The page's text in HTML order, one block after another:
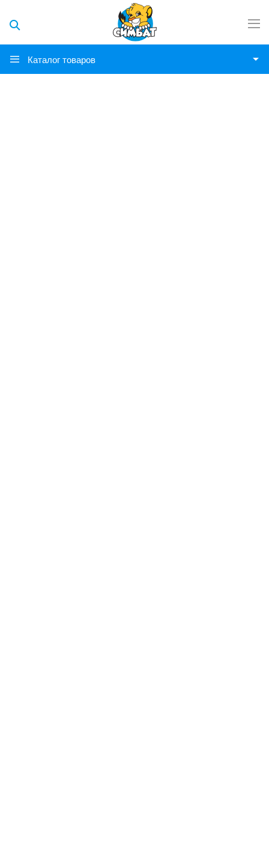
Каталог товаров